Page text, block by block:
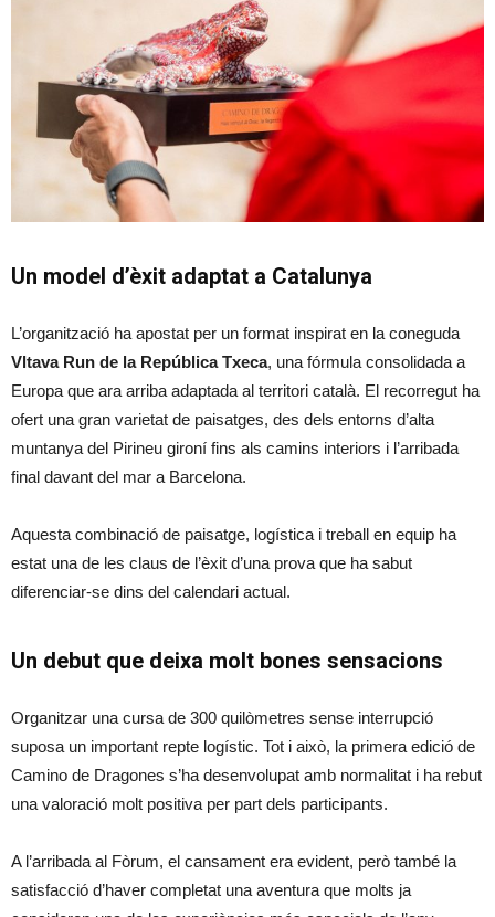
Un model d’èxit adaptat a Catalunya
L’organització ha apostat per un format inspirat en la coneguda
Vltava Run de la República Txeca, una fórmula consolidada a
Europa que ara arriba adaptada al territori català. El recorregut ha
ofert una gran varietat de paisatges, des dels entorns d’alta
muntanya del Pirineu gironí fins als camins interiors i l’arribada
final davant del mar a Barcelona.
Aquesta combinació de paisatge, logística i treball en equip ha
estat una de les claus de l’èxit d’una prova que ha sabut
diferenciar-se dins del calendari actual.
Un debut que deixa molt bones sensacions
Organitzar una cursa de 300 quilòmetres sense interrupció
suposa un important repte logístic. Tot i això, la primera edició de
Camino de Dragones s’ha desenvolupat amb normalitat i ha rebut
una valoració molt positiva per part dels participants.
A l’arribada al Fòrum, el cansament era evident, però també la
satisfacció d’haver completat una aventura que molts ja